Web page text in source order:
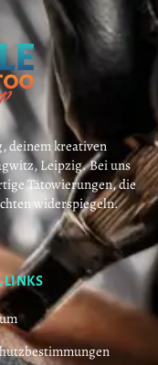
deinem kreativen
Leipzig. Bei uns
Tätowierungen, die
widerspiegeln.
LINKS